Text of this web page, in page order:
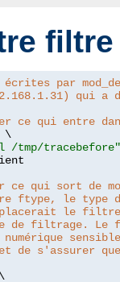
filtre
par
qui a
ce qui entre
\
tracebefore"
qui sort de
ftype, le
placerait le
de filtrage.
permet de